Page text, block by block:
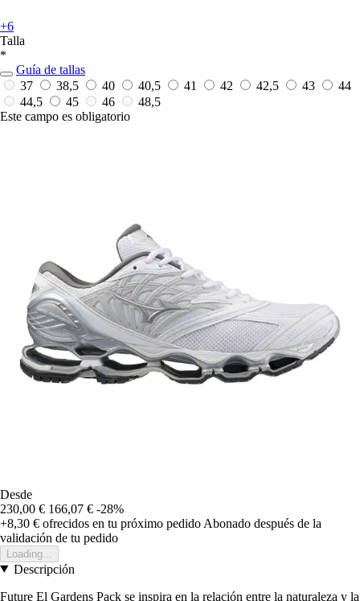
+6
Talla
*
Guía de tallas
37
38,5 40 40,5 41 42 42,5 43
44
44,5
45 46
48,5
Este campo es obligatorio
Desde
230,00 € 166,07 € -28%
+8,30 € ofrecidos en tu próximo pedido Abonado después de la
validación de tu pedido
Loading...
Descripción
Future El Gardens Pack se inspira en la relación entre la naturaleza y la